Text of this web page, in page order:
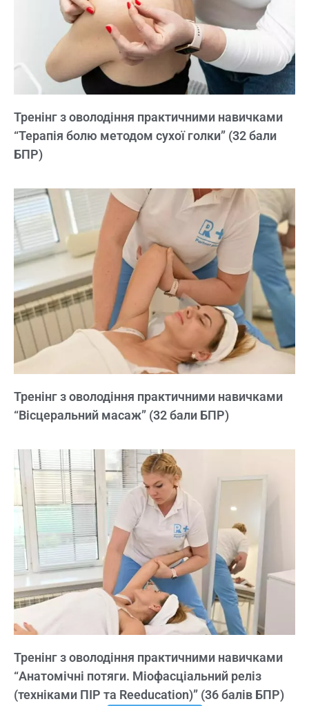
Тренінг з оволодіння практичними навичками
“Терапія болю методом сухої голки” (32 бали
БПР)
Тренінг з оволодіння практичними навичками
“Вісцеральний масаж” (32 бали БПР)
Тренінг з оволодіння практичними навичками
“Анатомічні потяги. Міофасціальний реліз
(техніками ПІР та Reeducation)” (36 балів БПР)